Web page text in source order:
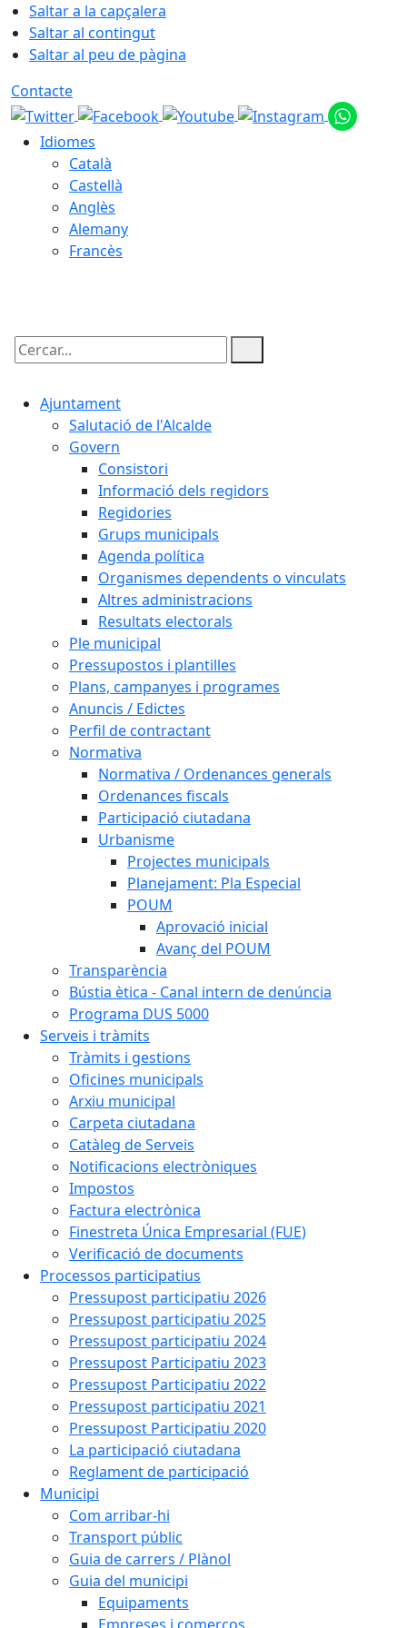
Saltar a la capçalera
Saltar al contingut
Saltar al peu de pàgina
Contacte
Idiomes
Català
Castellà
Anglès
Alemany
Francès
Cercar:
Ajuntament
Salutació de l'Alcalde
Govern
Consistori
Informació dels regidors
Regidories
Grups municipals
Agenda política
Organismes dependents o vinculats
Altres administracions
Resultats electorals
Ple municipal
Pressupostos i plantilles
Plans, campanyes i programes
Anuncis / Edictes
Perfil de contractant
Normativa
Normativa / Ordenances generals
Ordenances fiscals
Participació ciutadana
Urbanisme
Projectes municipals
Planejament: Pla Especial
POUM
Aprovació inicial
Avanç del POUM
Transparència
Bústia ètica - Canal intern de denúncia
Programa DUS 5000
Serveis i tràmits
Tràmits i gestions
Oficines municipals
Arxiu municipal
Carpeta ciutadana
Catàleg de Serveis
Notificacions electròniques
Impostos
Factura electrònica
Finestreta Única Empresarial (FUE)
Verificació de documents
Processos participatius
Pressupost participatiu 2026
Pressupost participatiu 2025
Pressupost participatiu 2024
Pressupost Participatiu 2023
Pressupost Participatiu 2022
Pressupost participatiu 2021
Pressupost Participatiu 2020
La participació ciutadana
Reglament de participació
Municipi
Com arribar-hi
Transport públic
Guia de carrers / Plànol
Guia del municipi
Equipaments